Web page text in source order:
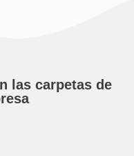
las carpetas de